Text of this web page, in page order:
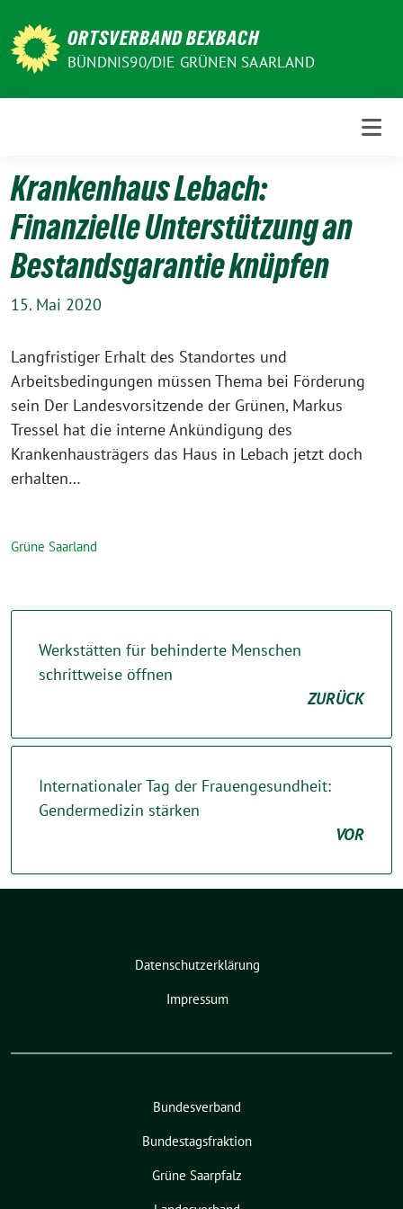
zum
Inhalt
ORTSVERBAND BEXBACH
BÜNDNIS90/DIE GRÜNEN SAARLAND
Krankenhaus Lebach:
Finanzielle Unterstützung an
Bestandsgarantie knüpfen
15. Mai 2020
Langfristiger Erhalt des Standortes und
Arbeitsbedingungen müssen Thema bei Förderung
sein Der Landesvorsitzende der Grünen, Markus
Tressel hat die interne Ankündigung des
Krankenhausträgers das Haus in Lebach jetzt doch
erhalten…
Grüne Saarland
Werkstätten für behinderte Menschen
schrittweise öffnen
ZURÜCK
Internationaler Tag der Frauengesundheit:
Gendermedizin stärken
VOR
Datenschutzerklärung
Impressum
Bundesverband
Bundestagsfraktion
Grüne Saarpfalz